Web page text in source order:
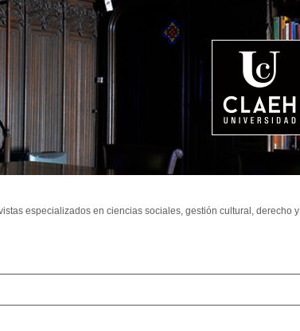
especializados en ciencias sociales, gestión cultural, derecho y